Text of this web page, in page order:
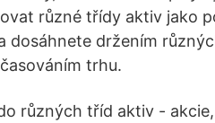
různé třídy aktiv jako
dosáhnete držením
trhu.
různých tříd aktiv -